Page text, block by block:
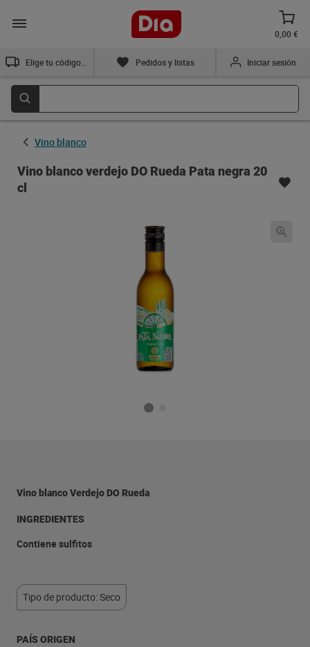
0,00 €
Pedidos y listas Iniciar sesión
Vino blanco
Vino blanco verdejo DO Rueda Pata negra 20
cl
Vino blanco Verdejo DO Rueda
INGREDIENTES
Contiene sulfitos
Tipo de producto: Seco
PAÍS ORIGEN